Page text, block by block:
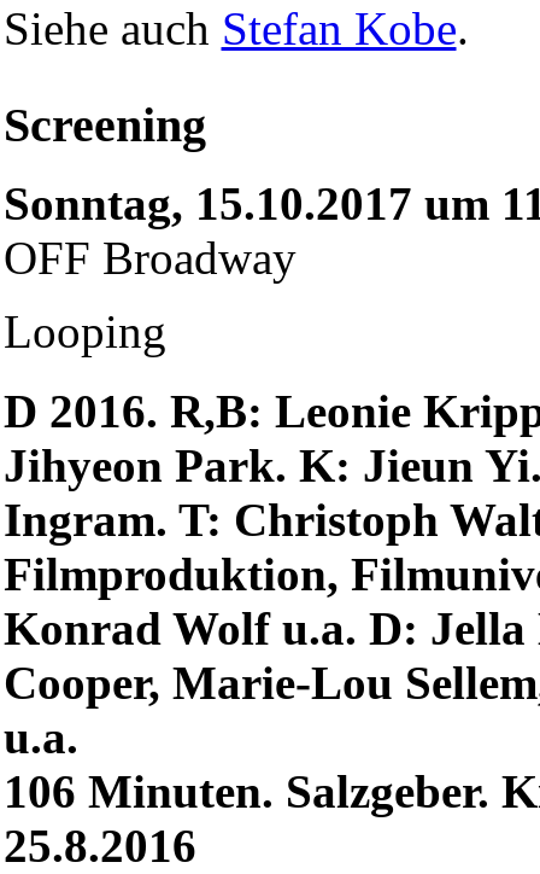
Siehe auch Stefan Kobe.
Screening
Sonntag, 15.10.2017 um
OFF Broadway
Looping
D 2016. R,B: Leonie
Jihyeon Park. K: Jieun
Ingram. T: Christoph
Filmproduktion,
Konrad Wolf u.a. D: Jella
Cooper, Marie-Lou
u.a.
106 Minuten. Salzgeber.
25.8.2016